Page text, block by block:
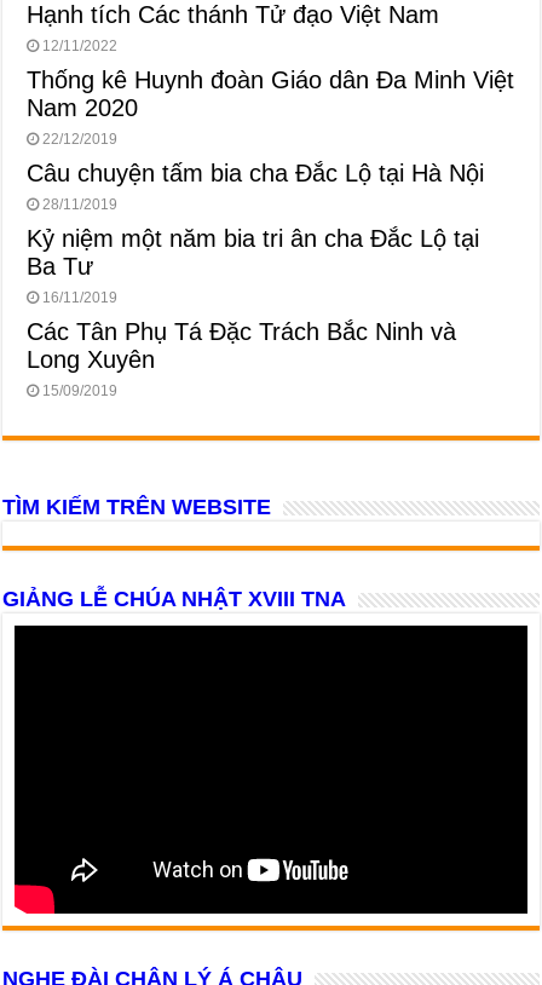
Hạnh tích Các thánh Tử đạo Việt Nam
12/11/2022
Thống kê Huynh đoàn Giáo dân Đa Minh Việt
Nam 2020
22/12/2019
Câu chuyện tấm bia cha Đắc Lộ tại Hà Nội
28/11/2019
Kỷ niệm một năm bia tri ân cha Đắc Lộ tại
Ba Tư
16/11/2019
Các Tân Phụ Tá Đặc Trách Bắc Ninh và
Long Xuyên
15/09/2019
TÌM KIẾM TRÊN WEBSITE
GIẢNG LỄ CHÚA NHẬT XVIII TNA
NGHE ĐÀI CHÂN LÝ Á CHÂU